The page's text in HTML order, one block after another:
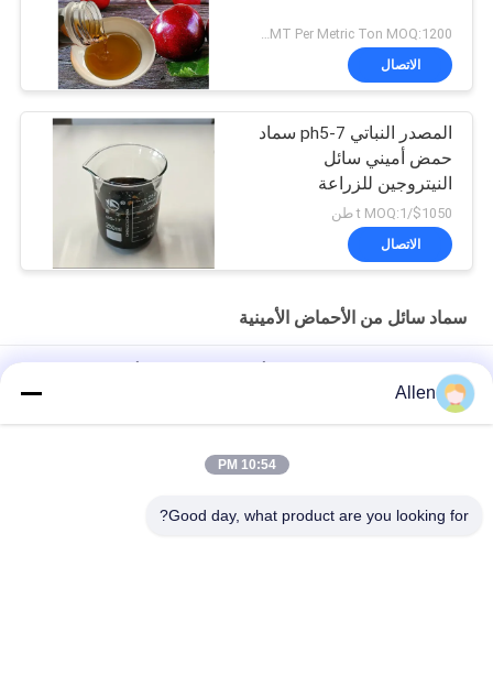
US$1380~1460MT Per Metric Ton MOQ:1200 كجم
الاتصال
المصدر النباتي ph5-7 سماد
حمض أميني سائل
النيتروجين للزراعة
$1050/t MOQ:1 طن
الاتصال
سماد سائل من الأحماض الأمينية
النيتروجين العضوي 8-0-0
45٪ مضاد للضغط للمحاصيل
Allen
10:54 PM
Good day, what product are you looking for?